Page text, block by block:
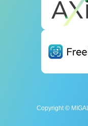
Copyright ©